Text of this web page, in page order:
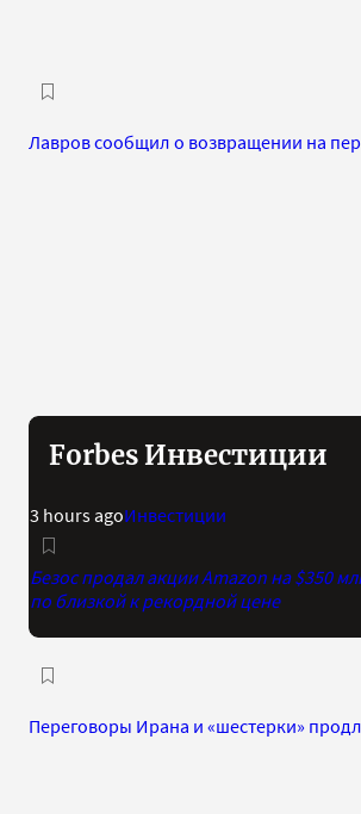
Лавров сообщил о возвращении на
Forbes Инвестиции
3 hours agoИнвестиции
Безос продал акции Amazon на $350
по близкой к рекордной цене
Переговоры Ирана и «шестерки»